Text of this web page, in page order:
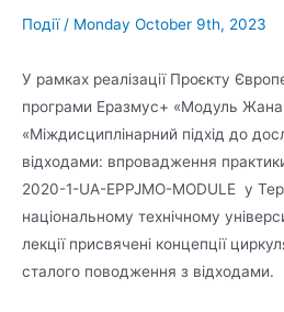
Події/ Monday October 9th, 2023
У рамках реалізації Проєкту
програми Еразмус+ «Модуль
«Міждисциплінарний підхід до
відходами: впровадження
2020-1-UA-EPPJMO-MODULE у
національному технічному
лекції присвячені концепції
сталого поводження з відходами.